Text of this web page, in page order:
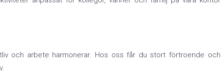
och arbete harmonerar. Hos oss får du stort förtroende och